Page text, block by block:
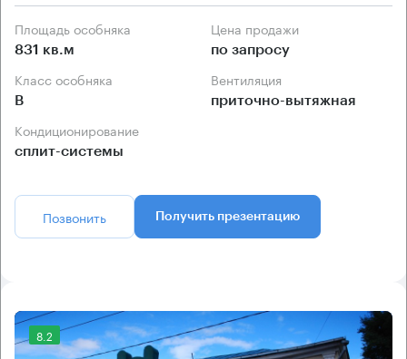
Площадь особняка
831 кв.м
Цена продажи
по запросу
Класс особняка
B
Вентиляция
приточно-вытяжная
Кондиционирование
сплит-системы
Позвонить Получить презентацию
8.2